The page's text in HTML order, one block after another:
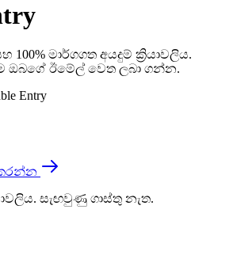
මාර්ගගත අයදුම් ක්‍රියාවලිය.
ඔබගේ ඊමේල් වෙත ලබා ගන්න.
Entry
සැඟවුණු ගාස්තු නැත.